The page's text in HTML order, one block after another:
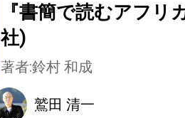
『書簡で読むアフリ
社)
著者:鈴村 和成
鷲田 清一